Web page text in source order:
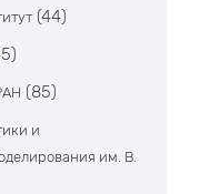
(44)
(85)
и
им. В.